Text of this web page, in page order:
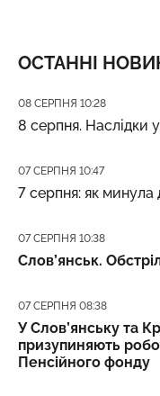
ОСТАННІ
Дата публікації
08 СЕРПНЯ 10:28
8 серпня. Наслідки
Дата публікації
07 СЕРПНЯ 10:47
7 серпня: як минула
Дата публікації
07 СЕРПНЯ 10:38
Слов’янськ.
Дата публікації
07 СЕРПНЯ 08:38
У Слов’янську та
призупиняють
Пенсійного фонду